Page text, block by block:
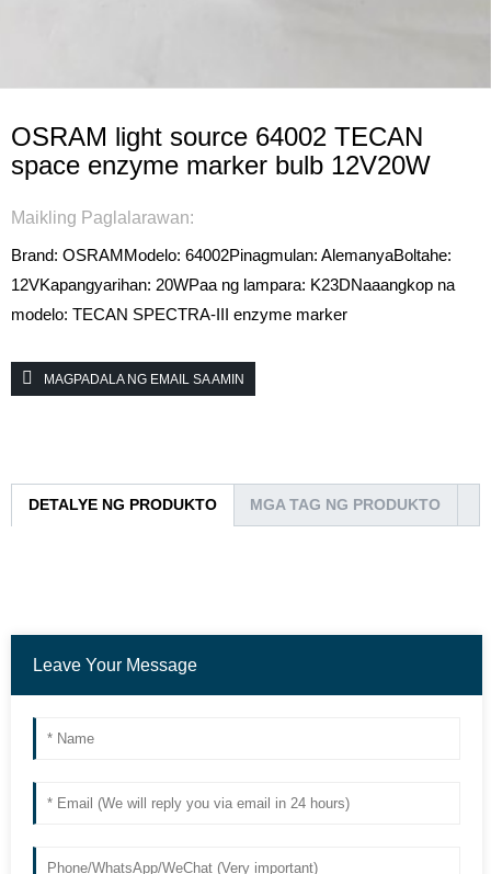
OSRAM light source 64002 TECAN
space enzyme marker bulb 12V20W
Maikling Paglalarawan:
Brand: OSRAMModelo: 64002Pinagmulan: AlemanyaBoltahe:
12VKapangyarihan: 20WPaa ng lampara: K23DNaaangkop na
modelo: TECAN SPECTRA-III enzyme marker
MAGPADALA NG EMAIL SA AMIN
DETALYE NG PRODUKTO MGA TAG NG PRODUKTO